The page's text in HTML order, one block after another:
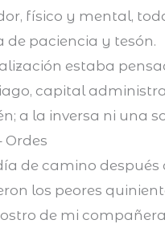
físico y mental,
de paciencia y tesón.
estaba
capital
a la inversa ni una
Ordes
de camino
los peores
de mi